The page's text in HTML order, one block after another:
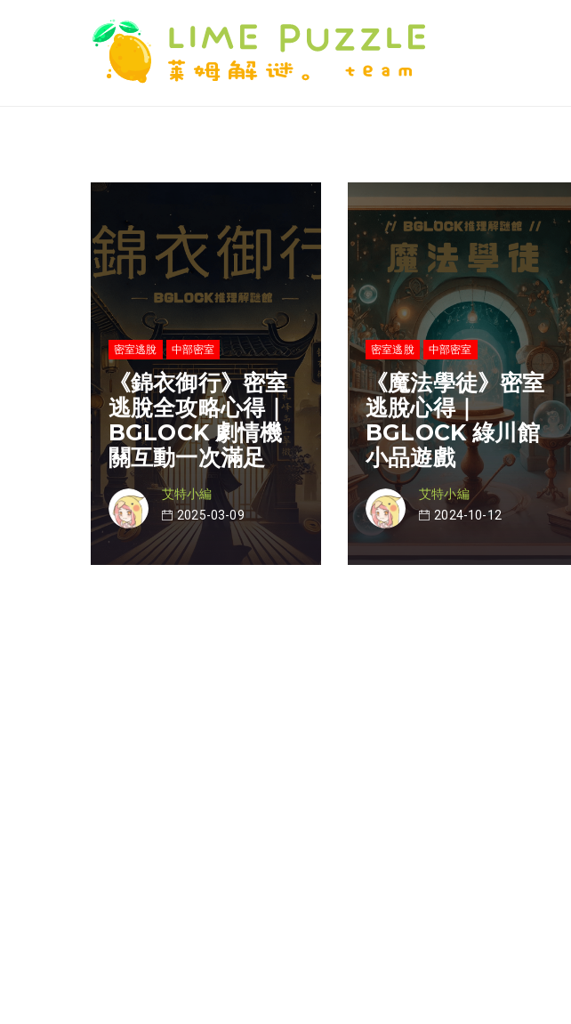
密室逃脫 中部密室
《錦衣御行》密室
逃脫全攻略心得｜
BGLOCK 劇情機
關互動一次滿足
艾特小編
2025-03-09
密室逃脫 中部密室
《魔法學徒》密室
逃脫心得｜
BGLOCK 綠川館
小品遊戲
艾特小編
2024-10-12